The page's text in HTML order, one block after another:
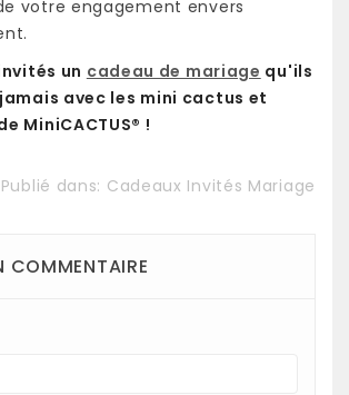
votre engagement envers
un cadeau de mariage qu'ils
avec les mini cactus et
MiniCACTUS® !
Publié dans: Cadeaux Invités Mariage
COMMENTAIRE